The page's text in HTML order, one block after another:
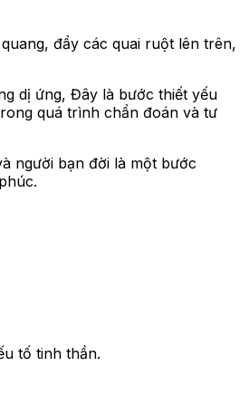
đẩy các quai ruột lên trên,
dị ứng, Đây là bước thiết yếu
quá trình chẩn đoán và tư
người bạn đời là một bước
tố tinh thần.